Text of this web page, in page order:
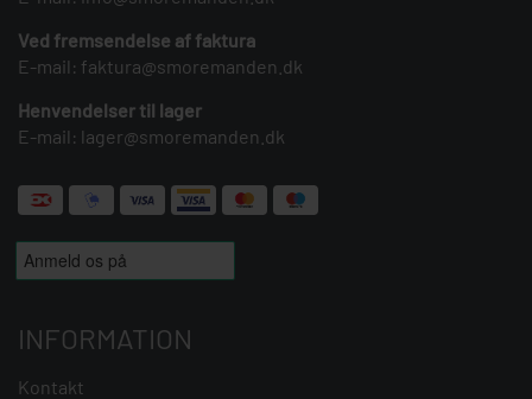
Ved fremsendelse af faktura
E-mail: faktura@smoremanden.dk
Henvendelser til lager
E-mail: lager@smoremanden.dk
INFORMATION
Kontakt